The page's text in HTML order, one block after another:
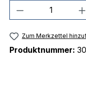
Produkt
Zum Merkzettel
Produktnummer: